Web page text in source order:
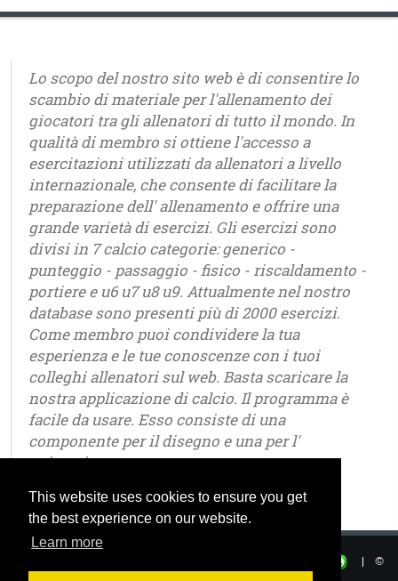
This website uses cookies to ensure you get
the best experience on our website.
Learn more
Lo scopo del nostro sito web è di consentire lo
scambio di materiale per l'allenamento dei
giocatori tra gli allenatori di tutto il mondo. In
qualità di membro si ottiene l'accesso a
esercitazioni utilizzati da allenatori a livello
internazionale, che consente di facilitare la
preparazione dell' allenamento e offrire una
grande varietà di esercizi. Gli esercizi sono
divisi in 7 calcio categorie: generico -
punteggio - passaggio - fisico - riscaldamento -
portiere e u6 u7 u8 u9. Attualmente nel nostro
database sono presenti più di 2000 esercizi.
Come membro puoi condividere la tua
esperienza e le tue conoscenze con i tuoi
colleghi allenatori sul web. Basta scaricare la
nostra applicazione di calcio. Il programma è
facile da usare. Esso consiste di una
componente per il disegno e una per l'
animazione.
| ©